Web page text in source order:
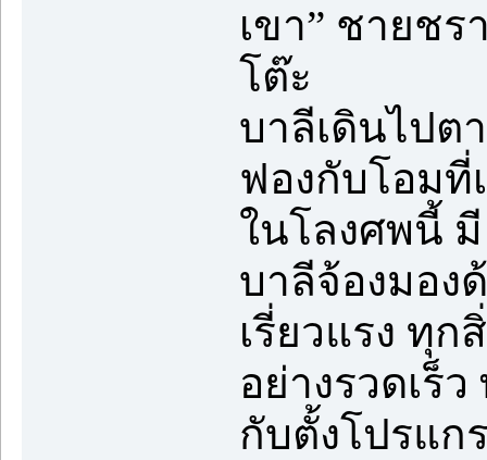
เขา” ชายช
โต๊ะ
บาลีเดินไปต
ฟองกับโอมที่
ในโลงศพนี้
บาลีจ้องมอง
เรี่ยวแรง ทุ
อย่างรวดเร็
กับตั้งโปรแก